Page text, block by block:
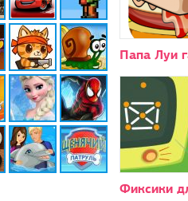
Папа Луи
Фиксики